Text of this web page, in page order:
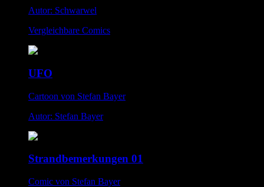
Autor: Schwarwel
Vergleichbare Comics
UFO
Cartoon von Stefan Bayer
Autor: Stefan Bayer
Strandbemerkungen 01
Comic von Stefan Bayer